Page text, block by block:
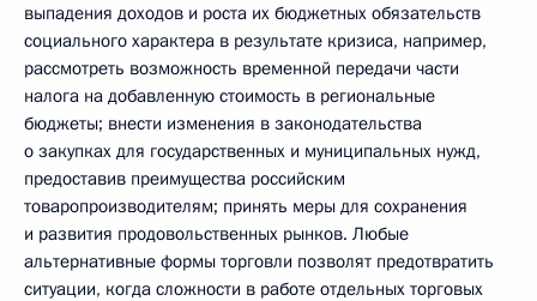
выпадения доходов и роста их бюджетных обязательств
социального характера в результате кризиса, например,
рассмотреть возможность временной передачи части
налога на добавленную стоимость в региональные
бюджеты; внести изменения в законодательства
о закупках для государственных и муниципальных нужд,
предоставив преимущества российским
товаропроизводителям; принять меры для сохранения
и развития продовольственных рынков. Любые
альтернативные формы торговли позволят предотвратить
ситуации, когда сложности в работе отдельных торговых